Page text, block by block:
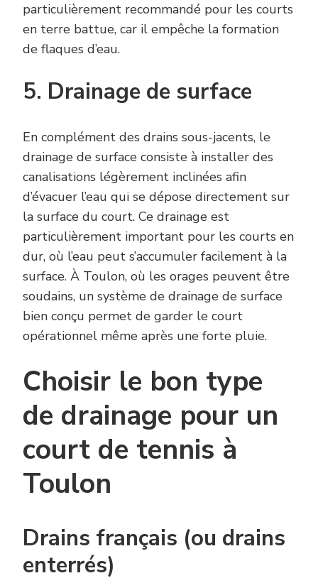
particulièrement recommandé pour les courts
en terre battue, car il empêche la formation
de flaques d’eau.
5. Drainage de surface
En complément des drains sous-jacents, le
drainage de surface consiste à installer des
canalisations légèrement inclinées afin
d’évacuer l’eau qui se dépose directement sur
la surface du court. Ce drainage est
particulièrement important pour les courts en
dur, où l’eau peut s’accumuler facilement à la
surface. À Toulon, où les orages peuvent être
soudains, un système de drainage de surface
bien conçu permet de garder le court
opérationnel même après une forte pluie.
Choisir le bon type
de drainage pour un
court de tennis à
Toulon
Drains français (ou drains
enterrés)